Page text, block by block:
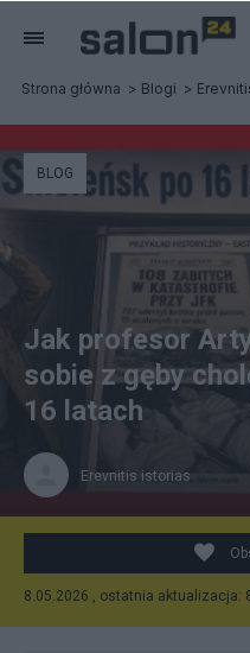
Strona główna Blogi
konferencja - AI
BLOG
Jak profesor
sobie z gęby
16 latach
Erevnitis istorias
8.05.2026 , ostatnia aktualizacja: